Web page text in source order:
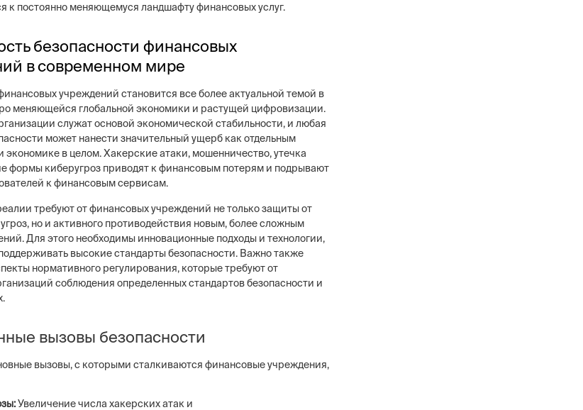
бизнеса –
СКУД,
Постовая охрана объектов
Физическая охрана объектов нового уровня, 12
типов постов, 3 категории охранников,
конфигуратор расчета стоимости охранных
к постоянно меняющемуся ландшафту финансовых услуг.
безопасности финансовых
в современном мире
учреждений становится все более актуальной темой в
меняющейся глобальной экономики и растущей цифровизации.
служат основой экономической стабильности, и любая
может нанести значительный ущерб как отдельным
экономике в целом. Хакерские атаки, мошенничество, утечка
формы киберугроз приводят к финансовым потерям и подрывают
к финансовым сервисам.
требуют от финансовых учреждений не только защиты от
но и активного противодействия новым, более сложным
Для этого необходимы инновационные подходы и технологии,
высокие стандарты безопасности. Важно также
нормативного регулирования, которые требуют от
соблюдения определенных стандартов безопасности и
вызовы безопасности
вызовы, с которыми сталкиваются финансовые учреждения,
Увеличение числа хакерских атак и